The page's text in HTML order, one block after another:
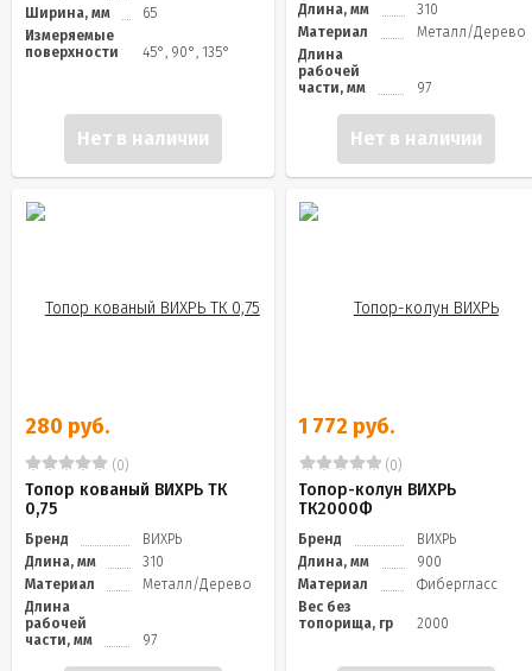
Ширина, мм
65
Измеряемые
поверхности
45°, 90°, 135°
Нет в наличии
Длина, мм
310
Материал
Металл/Дерево
Длина
рабочей
части, мм
97
Нет в наличии
280 руб.
(0)
Топор кованый ВИХРЬ ТК
0,75
Бренд
ВИХРЬ
Длина, мм
310
Материал
Металл/Дерево
Длина
рабочей
части, мм
97
1 772 руб.
(0)
Топор-колун ВИХРЬ
ТК2000Ф
Бренд
ВИХРЬ
Длина, мм
900
Материал
Фибергласс
Вес без
топорища, гр
2000